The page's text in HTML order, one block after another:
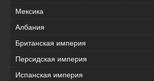
Мексика
Албания
Британская империя
Персидская империя
Испанская империя